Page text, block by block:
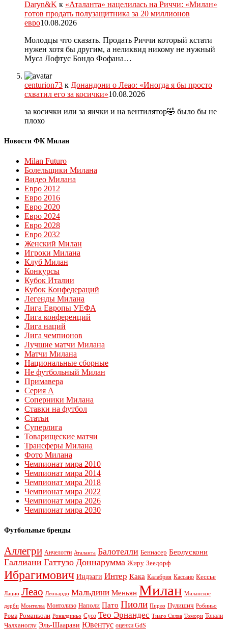
Daryn&K к «Аталанта» нацелилась на Риччи: «Милан»
готов продать полузащитника за 20 миллионов
евро10.08.2026
Молодцы что сказать. Продать Риччи который кстати
нужен хотя бы другим, а неликвид никому не нужный
Муса Лофтус Бондо Фофана…
centurion73 к Донандони о Леао: «Иногда я бы просто
схватил его за косички»10.08.2026
за косички или за яички и на вентилятор🤣 было бы не
плохо
Новости ФК Милан
Milan Futuro
Болельщики Милана
Видео Милана
Евро 2012
Евро 2016
Евро 2020
Евро 2024
Евро 2028
Евро 2032
Женский Милан
Игроки Милана
Клуб Милан
Конкурсы
Кубок Италии
Кубок Конфедераций
Легенды Милана
Лига Европы УЕФА
Лига конференций
Лига наций
Лига чемпионов
Лучшие матчи Милана
Матчи Милана
Национальные сборные
Не футбольный Милан
Примавера
Серия А
Соперники Милана
Ставки на футбол
Статьи
Суперлига
Товарищеские матчи
Трансферы Милана
Фото Милана
Чемпионат мира 2010
Чемпионат мира 2014
Чемпионат мира 2018
Чемпионат мира 2022
Чемпионат мира 2026
Чемпионат мира 2030
Футбольные бренды
Аллегри Анчелотти Аталанта Балотелли Беннасер Берлускони
Галлиани Гаттузо Доннарумма Жиру Зеедорф
Ибрагимович Индзаги Интер Кака Калабрия Кассано Кессье
Лацио Леао Леонардо Мальдини Меньян Милан Миланское
дерби Монтелла Монтоливо Наполи Пато Пиоли Пирло Пулишич Робиньо
Рома Романьоли Роналдиньо Сусо Тео Эрнандес Тиаго Силва Томори Тонали
Чалханоглу Эль-Шаарави Ювентус оценки GdS